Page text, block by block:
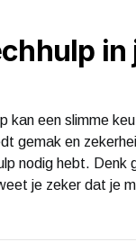
in
kan een slimme
gemak en
nodig hebt.
je zeker dat je